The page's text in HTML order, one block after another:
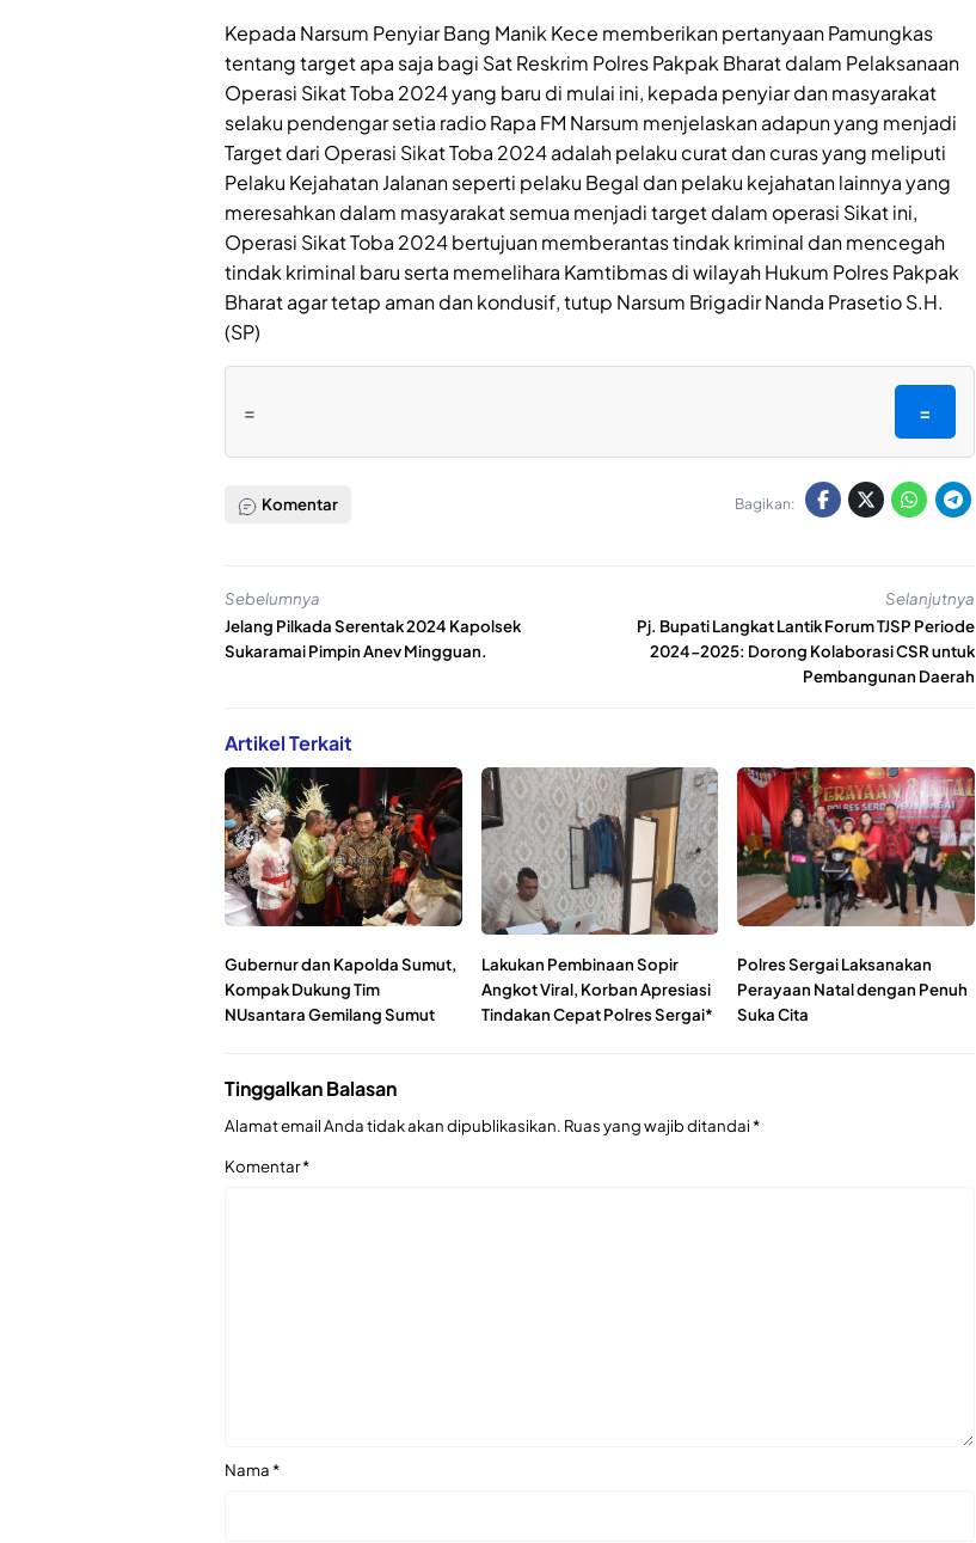
Kepada Narsum Penyiar Bang Manik Kece memberikan pertanyaan Pamungkas
tentang target apa saja bagi Sat Reskrim Polres Pakpak Bharat dalam Pelaksanaan
Operasi Sikat Toba 2024 yang baru di mulai ini, kepada penyiar dan masyarakat
selaku pendengar setia radio Rapa FM Narsum menjelaskan adapun yang menjadi
Target dari Operasi Sikat Toba 2024 adalah pelaku curat dan curas yang meliputi
Pelaku Kejahatan Jalanan seperti pelaku Begal dan pelaku kejahatan lainnya yang
meresahkan dalam masyarakat semua menjadi target dalam operasi Sikat ini,
Operasi Sikat Toba 2024 bertujuan memberantas tindak kriminal dan mencegah
tindak kriminal baru serta memelihara Kamtibmas di wilayah Hukum Polres Pakpak
Bharat agar tetap aman dan kondusif, tutup Narsum Brigadir Nanda Prasetio S.H.
(SP)
= =
Komentar Bagikan:
Sebelumnya
Jelang Pilkada Serentak 2024 Kapolsek
Sukaramai Pimpin Anev Mingguan.
Selanjutnya
Pj. Bupati Langkat Lantik Forum TJSP Periode
2024-2025: Dorong Kolaborasi CSR untuk
Pembangunan Daerah
Artikel Terkait
Gubernur dan Kapolda Sumut,
Kompak Dukung Tim
NUsantara Gemilang Sumut
Lakukan Pembinaan Sopir
Angkot Viral, Korban Apresiasi
Tindakan Cepat Polres Sergai*
Polres Sergai Laksanakan
Perayaan Natal dengan Penuh
Suka Cita
Tinggalkan Balasan
Alamat email Anda tidak akan dipublikasikan. Ruas yang wajib ditandai*
Komentar*
Nama*